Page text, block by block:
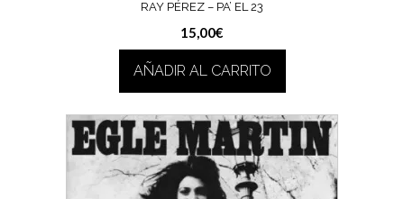
RAY PÉREZ – PA’ EL 23
15,00€
AÑADIR AL CARRITO